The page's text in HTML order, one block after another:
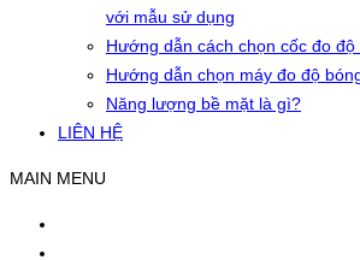
với mẫu sử dụng
Hướng dẫn cách chọn cốc đo
Hướng dẫn chọn máy đo độ
Năng lượng bề mặt là gì?
LIÊN HỆ
MAIN MENU